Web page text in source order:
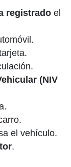
registrado el
(NIV
el vehículo.
.